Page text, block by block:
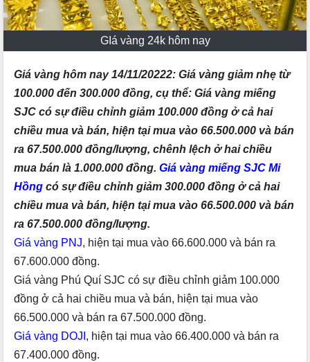
GIá vàng 24k hôm nay
Giá vàng hôm nay 14/11/20222: Giá vàng giảm nhẹ từ
100.000 đến 300.000 đồng, cụ thể: Giá vàng miếng
SJC có sự điều chỉnh giảm 100.000 đồng ở cả hai
chiều mua và bán, hiện tại mua vào 66.500.000 và bán
ra 67.500.000 đồng/lượng, chênh lệch ở hai chiều
mua bán là 1.000.000 đồng. Giá vàng miếng SJC Mi
Hồng có sự điều chỉnh giảm 300.000 đồng ở cả hai
chiều mua và bán, hiện tại mua vào 66.500.000 và bán
ra 67.500.000 đồng/lượng.
Giá vàng PNJ, hiện tại mua vào 66.600.000 và bán ra
67.600.000 đồng.
Giá vàng Phú Quí SJC có sự điều chỉnh giảm 100.000
đồng ở cả hai chiều mua và bán, hiện tại mua vào
66.500.000 và bán ra 67.500.000 đồng.
Giá vàng DOJI , hiện tại mua vào 66.400.000 và bán ra
67.400.000 đồng.